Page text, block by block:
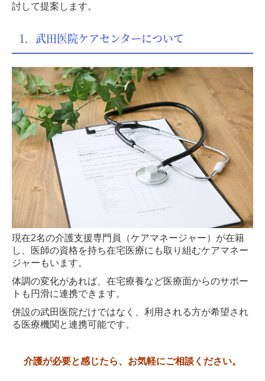
討して提案します。
1．武田医院ケアセンターについて
現在2名の介護支援専門員（ケアマネージャー）が在籍
し、医師の資格を持ち在宅医療にも取り組むケアマネー
ジャーもいます。
体調の変化があれば、在宅療養など医療面からのサポー
トも円滑に連携できます。
併設の武田医院だけではなく、利用される方が希望され
る医療機関と連携可能です。
介護が必要と感じたら、お気軽にご相談ください。